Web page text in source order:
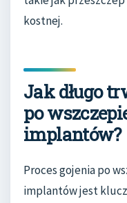
kostnej.
Jak długo
po
implantów?
Proces gojenia po
implantów jest